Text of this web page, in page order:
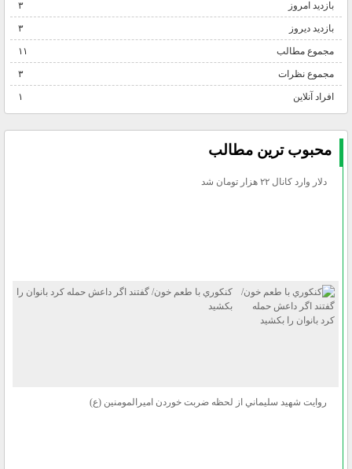
بازدید امروز ۳
بازدید دیروز ۳
مجموع مطالب ۱۱
مجموع نظرات ۳
افراد آنلاین ۱
محبوب ترين مطالب
دلار وارد كانال ۲۲ هزار تومان شد
كنكوري با طعم خون/ گفتند اگر داعش حمله كرد بانوان را
بكشيد
روايت شهيد سليماني از لحظه ضربت خوردن اميرالمومنين (ع)